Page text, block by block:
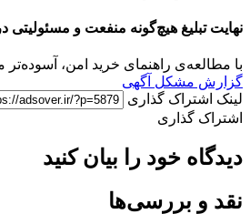
نهایت تبلیغ هیچ‌گونه منفعت و مسئولیتی
با مطالعه‌ی راهنمای خرید امن، آسوده‌تر
گزارش مشکل آگهی
لینک اشتراک گذاری
اشتراک گذاری
دیدگاه خود را بیان کنید
نقد و بررسی‌ها